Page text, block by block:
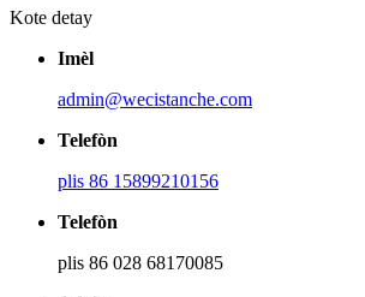
Kote detay
Imèl
admin@wecistanche.com
Telefòn
plis 86 15899210156
Telefòn
plis 86 028 68170085